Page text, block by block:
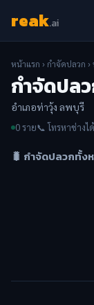
reak.ai
หน้าแรก ›กำจัดปลวก ›
กำจัดปล
อำเภอท่าวุ้ง ลพบุรี
0 ราย📞 โทรหาช่างไ
🐛 กำจัดปลวกทั้ง